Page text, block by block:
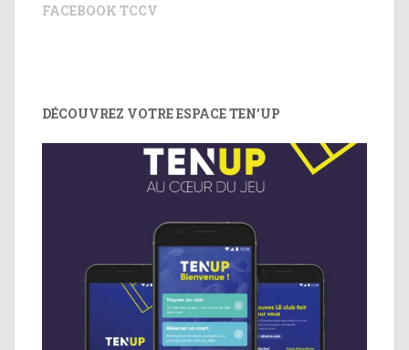
FACEBOOK TCCV
DÉCOUVREZ VOTRE ESPACE TEN’UP